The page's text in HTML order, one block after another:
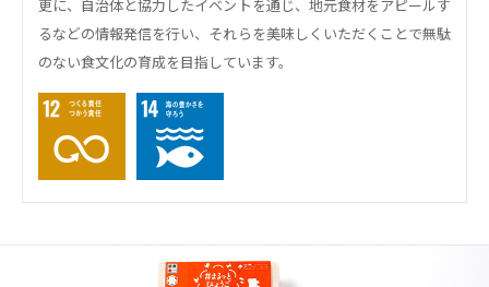
更に、自治体と協力したイベントを通じ、地元食材をアピールす
るなどの情報発信を行い、それらを美味しくいただくことで無駄
のない食文化の育成を目指しています。